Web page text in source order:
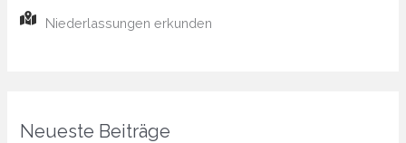
Niederlassungen erkunden
Neueste Beiträge